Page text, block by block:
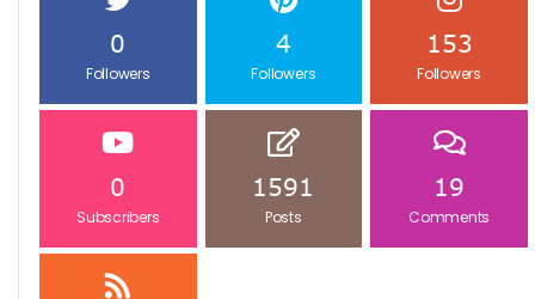
0
Followers
4
Followers
153
Followers
0
Subscribers
1591
Posts
19
Comments